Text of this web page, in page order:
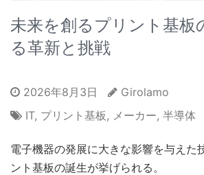
未来を創るプリント基板
る革新と挑戦
2026年8月3日
Girolamo
IT, プリント基板 , メーカー, 半導体
電子機器の発展に大きな影響を与えた
ント基板の誕生が挙げられる。